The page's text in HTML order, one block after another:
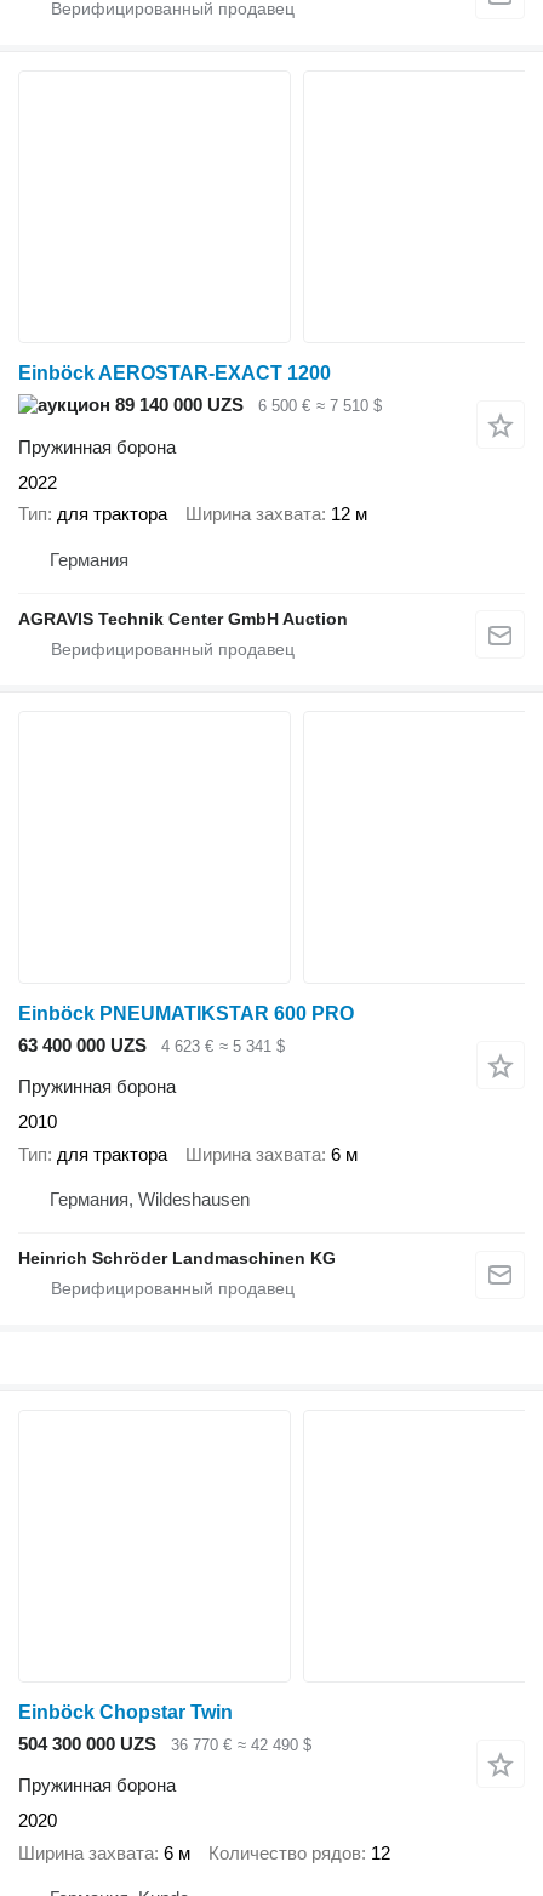
Einböck AEROSTAR-EXACT 1200
89 140 000 UZS
6 500 € ≈ 7 510 $
Пружинная борона
2022
Тип для трактора Ширина захвата 12 м
Германия
AGRAVIS Technik Center GmbH Auction
Einböck PNEUMATIKSTAR 600 PRO
63 400 000 UZS
4 623 € ≈ 5 341 $
Пружинная борона
2010
Тип для трактора Ширина захвата 6 м
Германия, Wildeshausen
Heinrich Schröder Landmaschinen KG
Einböck Chopstar Twin
504 300 000 UZS
36 770 € ≈ 42 490 $
Пружинная борона
2020
Ширина захвата 6 м Количество рядов 12